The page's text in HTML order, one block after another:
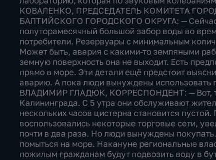
КОВАЛЕНКО, ПРЕДСЕДАТЕЛЬ КОМИТЕТА
БАЛТИЙСКОГО ГОРОДСКОГО ОКРУГА: — Сейчас
полуторамесячный большой забор воды во
потребители. Резервуары с минимальным
Может быть, авария с какими-то земляными
земную поверхность она не выходит. Есть
прямо в море. Эти детали ещё предстоит
аварию. А пока люди вынуждены использовать
ВЛАДИМИР ГЛАДЮК, КОРРЕСПОНДЕНТ: — Вот,
Калининграда. С 5 утра они обслуживают
нескольких часов цистерна становится
воспользовались некоторые торговые сети,
почти в два раза. Но люди вынуждены
помыться на море. Накануне региональные
пожилым гражданам будут подвозить воду в